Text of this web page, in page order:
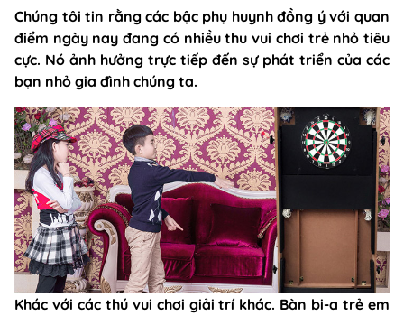
Chúng tôi tin rằng các bậc phụ huynh đồng ý với quan
điểm ngày nay đang có nhiều thu vui chơi trẻ nhỏ tiêu
cực. Nó ảnh hưởng trực tiếp đến sự phát triển của các
bạn nhỏ gia đình chúng ta.
Khác với các thú vui chơi giải trí khác. Bàn bi-a trẻ em